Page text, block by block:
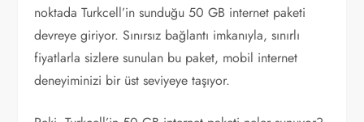
noktada Turkcell’in sunduğu 50 GB internet paketi
devreye giriyor. Sınırsız bağlantı imkanıyla, sınırlı
fiyatlarla sizlere sunulan bu paket, mobil internet
deneyiminizi bir üst seviyeye taşıyor.